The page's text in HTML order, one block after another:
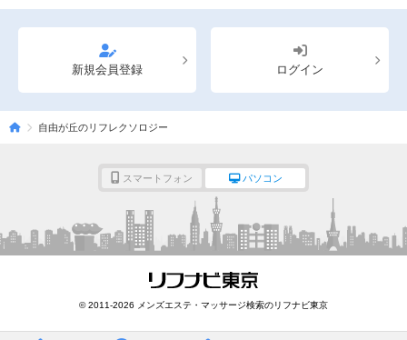
新規会員登録 ログイン
自由が丘のリフレクソロジー
スマートフォン パソコン
© 2011-2026 メンズエステ・マッサージ検索のリフナビ東京